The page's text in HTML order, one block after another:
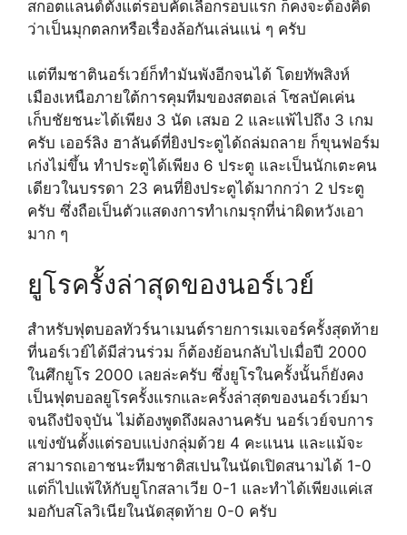
สกอตแลนด์ตั้งแต่รอบคัดเลือกรอบแรก ก็คงจะต้องคิด
ว่าเป็นมุกตลกหรือเรื่องล้อกันเล่นแน่ ๆ ครับ
แต่ทีมชาตินอร์เวย์ก็ทำมันพังอีกจนได้ โดยทัพสิงห์
เมืองเหนือภายใต้การคุมทีมของสตอเล่ โซลบัคเค่น
เก็บชัยชนะได้เพียง 3 นัด เสมอ 2 และแพ้ไปถึง 3 เกม
ครับ เออร์ลิง ฮาลันด์ที่ยิงประตูได้ถล่มถลาย ก็ขุนฟอร์ม
เก่งไม่ขึ้น ทำประตูได้เพียง 6 ประตู และเป็นนักเตะคน
เดียวในบรรดา 23 คนที่ยิงประตูได้มากกว่า 2 ประตู
ครับ ซึ่งถือเป็นตัวแสดงการทำเกมรุกที่น่าผิดหวังเอา
มาก ๆ
ยูโรครั้งล่าสุดของนอร์เวย์
สำหรับฟุตบอลทัวร์นาเมนต์รายการเมเจอร์ครั้งสุดท้าย
ที่นอร์เวย์ได้มีส่วนร่วม ก็ต้องย้อนกลับไปเมื่อปี 2000
ในศึกยูโร 2000 เลยล่ะครับ ซึ่งยูโรในครั้งนั้นก็ยังคง
เป็นฟุตบอลยูโรครั้งแรกและครั้งล่าสุดของนอร์เวย์มา
จนถึงปัจจุบัน ไม่ต้องพูดถึงผลงานครับ นอร์เวย์จบการ
แข่งขันตั้งแต่รอบแบ่งกลุ่มด้วย 4 คะแนน และแม้จะ
สามารถเอาชนะทีมชาติสเปนในนัดเปิดสนามได้ 1-0
แต่ก็ไปแพ้ให้กับยูโกสลาเวีย 0-1 และทำได้เพียงแค่เส
มอกับสโลวิเนียในนัดสุดท้าย 0-0 ครับ